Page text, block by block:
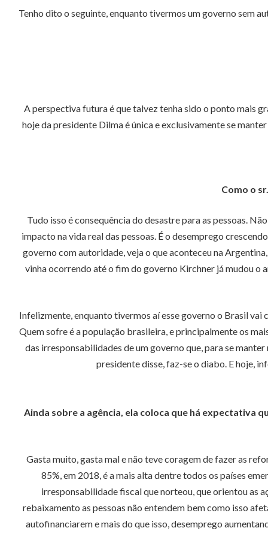
Tenho dito o seguinte, enquanto tivermos um governo sem
A perspectiva futura é que talvez tenha sido o ponto mais
hoje da presidente Dilma é única e exclusivamente se
Como o
Tudo isso é consequência do desastre para as pessoas.
impacto na vida real das pessoas. É o desemprego
governo com autoridade, veja o que aconteceu na
vinha ocorrendo até o fim do governo Kirchner já mudou o
Infelizmente, enquanto tivermos aí esse governo o Brasil vai
Quem sofre é a população brasileira, e principalmente os
das irresponsabilidades de um governo que, para se
presidente disse, faz-se o diabo. E hoje,
Ainda sobre a agência, ela coloca que há expectativa
Gasta muito, gasta mal e não teve coragem de fazer as
85%, em 2018, é a mais alta dentre todos os países
irresponsabilidade fiscal que norteou, que orientou as
rebaixamento as pessoas não entendem bem como isso
autofinanciarem e mais do que isso, desemprego